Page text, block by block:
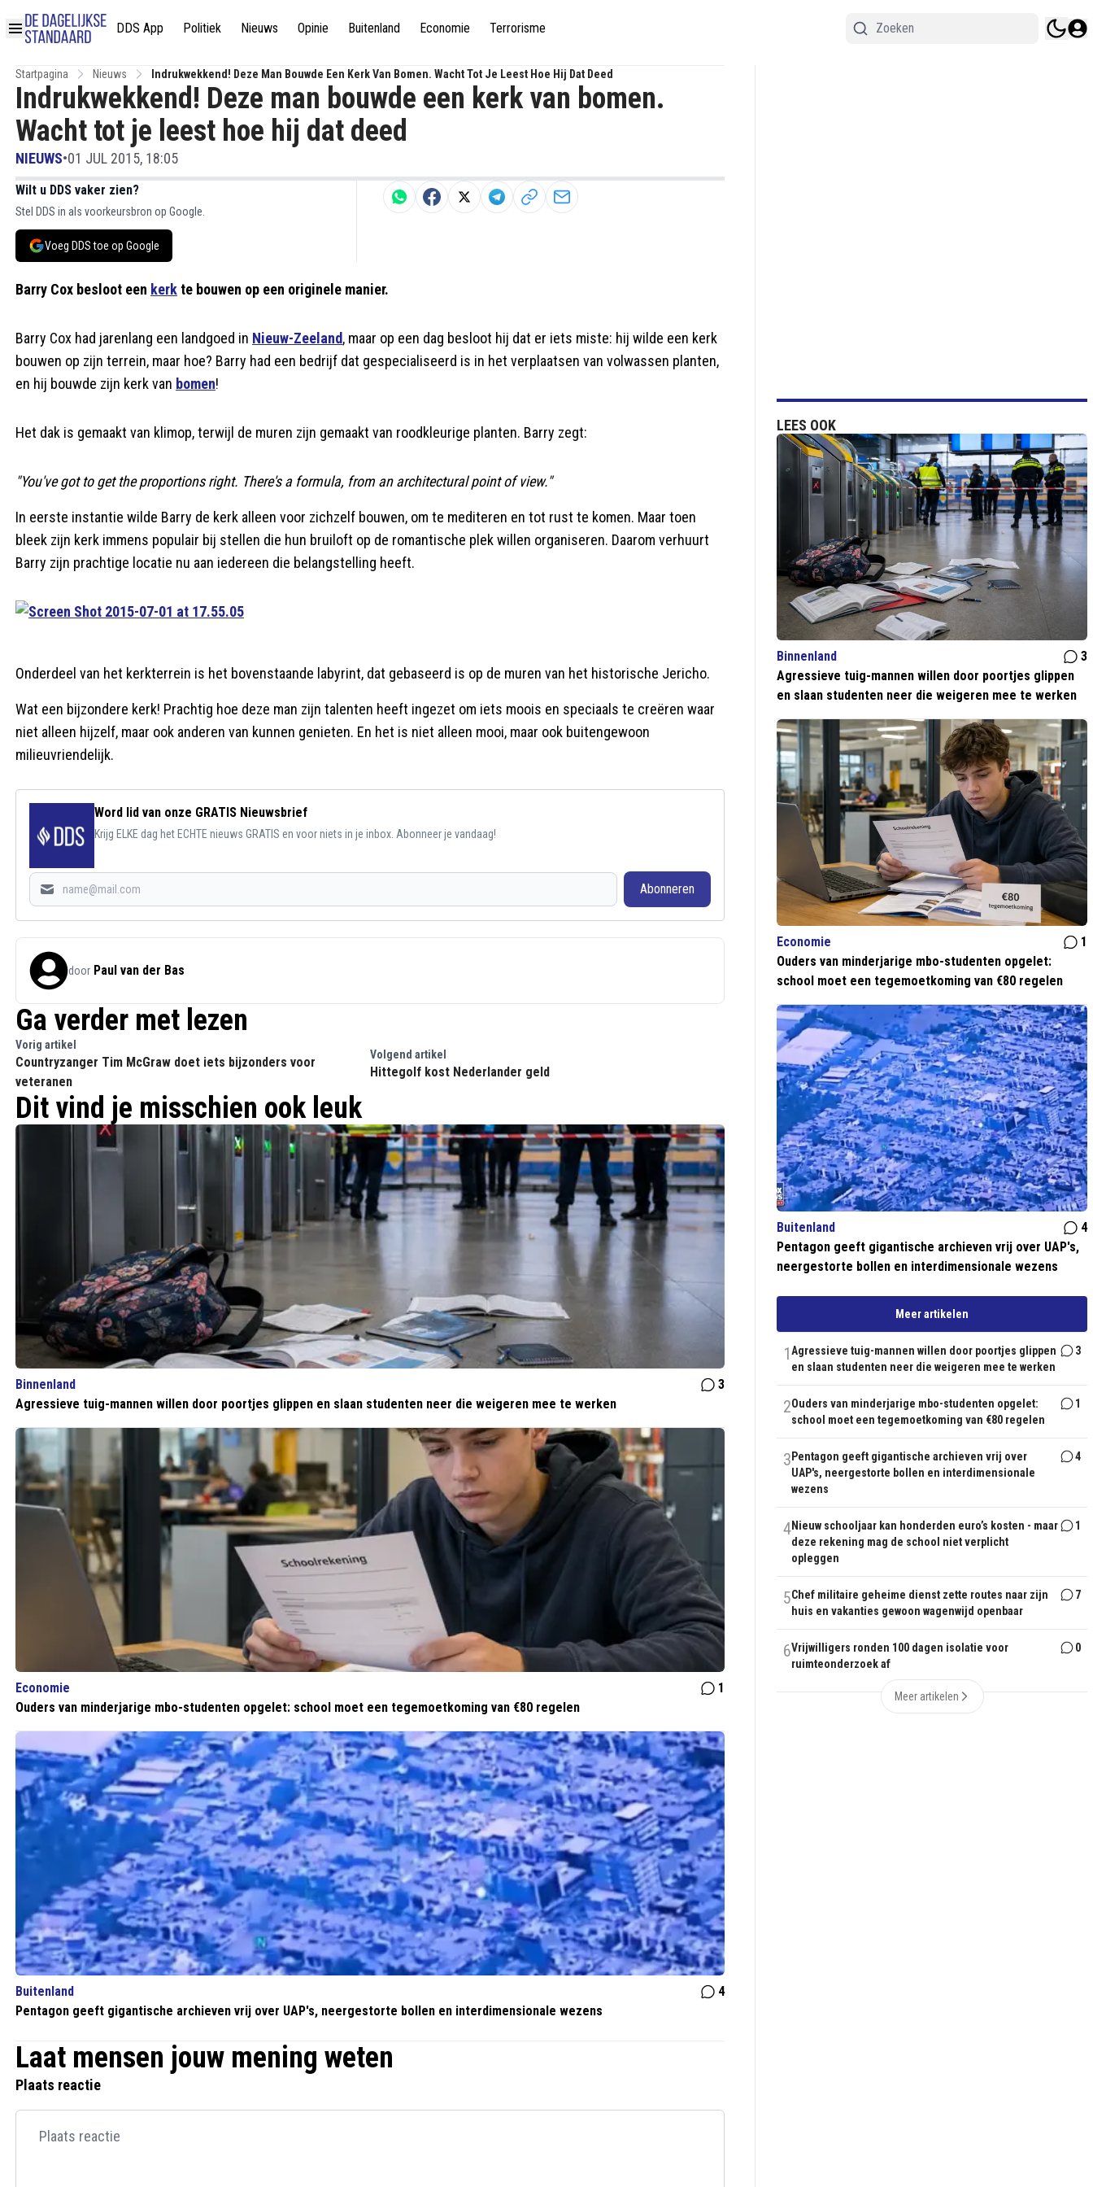
DDS App Politiek Nieuws Opinie Buitenland Economie Terrorisme
Startpagina Nieuws Indrukwekkend! Deze Man Bouwde Een Kerk Van Bomen. Wacht Tot Je Leest Hoe Hij Dat Deed
Indrukwekkend! Deze man bouwde een kerk van bomen.
Wacht tot je leest hoe hij dat deed
NIEUWS•01 JUL 2015, 18:05
Wilt u DDS vaker zien?
Stel DDS in als voorkeursbron op Google.
Voeg DDS toe op Google
Barry Cox besloot een kerkte bouwen op een originele manier.
Barry Cox had jarenlang een landgoed in Nieuw-Zeeland, maar op een dag besloot hij dat er iets miste: hij wilde een kerk
bouwen op zijn terrein, maar hoe? Barry had een bedrijf dat gespecialiseerd is in het verplaatsen van volwassen planten,
en hij bouwde zijn kerk van bomen!
Het dak is gemaakt van klimop, terwijl de muren zijn gemaakt van roodkleurige planten. Barry zegt:
"You've got to get the proportions right. There's a formula, from an architectural point of view."
In eerste instantie wilde Barry de kerk alleen voor zichzelf bouwen, om te mediteren en tot rust te komen. Maar toen
bleek zijn kerk immens populair bij stellen die hun bruiloft op de romantische plek willen organiseren. Daarom verhuurt
Barry zijn prachtige locatie nu aan iedereen die belangstelling heeft.
Onderdeel van het kerkterrein is het bovenstaande labyrint, dat gebaseerd is op de muren van het historische Jericho.
Wat een bijzondere kerk! Prachtig hoe deze man zijn talenten heeft ingezet om iets moois en speciaals te creëren waar
niet alleen hijzelf, maar ook anderen van kunnen genieten. En het is niet alleen mooi, maar ook buitengewoon
milieuvriendelijk.
Word lid van onze GRATIS Nieuwsbrief
Krijg ELKE dag het ECHTE nieuws GRATIS en voor niets in je inbox. Abonneer je vandaag!
Abonneren
door Paul van der Bas
Ga verder met lezen
Vorig artikel
Countryzanger Tim McGraw doet iets bijzonders voor
veteranen
Volgend artikel
Hittegolf kost Nederlander geld
Dit vind je misschien ook leuk
Binnenland
3
Agressieve tuig-mannen willen door poortjes glippen en slaan studenten neer die weigeren mee te werken
Economie
1
Ouders van minderjarige mbo-studenten opgelet: school moet een tegemoetkoming van €80 regelen
Buitenland
4
Pentagon geeft gigantische archieven vrij over UAP's, neergestorte bollen en interdimensionale wezens
Laat mensen jouw mening weten
Plaats reactie
LEES OOK
Binnenland
3
Agressieve tuig-mannen willen door poortjes glippen
en slaan studenten neer die weigeren mee te werken
Economie
1
Ouders van minderjarige mbo-studenten opgelet:
school moet een tegemoetkoming van €80 regelen
Buitenland
4
Pentagon geeft gigantische archieven vrij over UAP's,
neergestorte bollen en interdimensionale wezens
Meer artikelen
1Agressieve tuig-mannen willen door poortjes glippen
en slaan studenten neer die weigeren mee te werken
3
2Ouders van minderjarige mbo-studenten opgelet:
school moet een tegemoetkoming van €80 regelen
1
3 Pentagon geeft gigantische archieven vrij over
UAP's, neergestorte bollen en interdimensionale
wezens
4
4Nieuw schooljaar kan honderden euro’s kosten - maar
deze rekening mag de school niet verplicht
opleggen
1
5Chef militaire geheime dienst zette routes naar zijn
huis en vakanties gewoon wagenwijd openbaar
7
6Vrijwilligers ronden 100 dagen isolatie voor
ruimteonderzoek af
0
Meer artikelen